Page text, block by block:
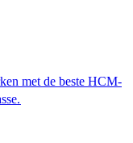
met de beste HCM-